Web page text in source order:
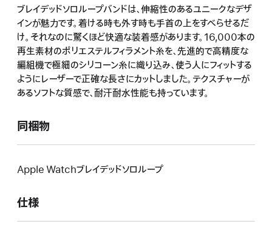
ブレイデッドソロループバンドは、伸縮性のあるユニークなデザ
インが魅力です。着ける時も外す時も手首の上をすべらせるだ
け。それなのに驚くほど快適な装着感があります。16,000本の
再生素材のポリエステルフィラメント糸を、先進的で高精度な
編組機で極細のシリコーン糸に織り込み、使う人にフィットする
ようにレーザーで正確な長さにカットしました。テクスチャーが
あるソフトな質感で、耐汗耐水性能も持っています。
同梱物
Apple Watchブレイデッドソロループ
仕様